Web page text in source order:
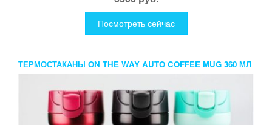
Посмотреть сейчас
ТЕРМОСТАКАНЫ ON THE WAY AUTO COFFEE MUG 360 МЛ